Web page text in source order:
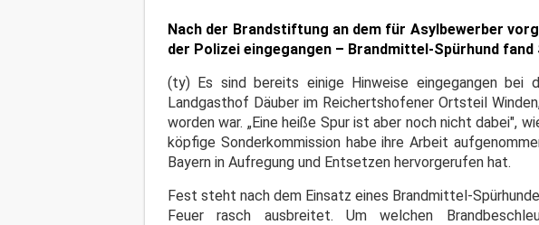
Nach der Brandstiftung an dem für Asylbewerber
der Polizei eingegangen – Brandmittel-Spürhund
(ty) Es sind bereits einige Hinweise eingegangen
Landgasthof Däuber im Reichertshofener Ortsteil
worden war. „Eine heiße Spur ist aber noch nicht dabei",
köpfige Sonderkommission habe ihre Arbeit
Bayern in Aufregung und Entsetzen hervorgerufen hat.
Fest steht nach dem Einsatz eines Brandmittel-
Feuer rasch ausbreitet. Um welchen